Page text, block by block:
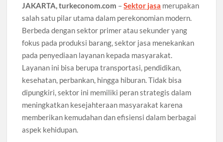
JAKARTA, turkeconom.com –Sektor jasa merupakan
salah satu pilar utama dalam perekonomian modern.
Berbeda dengan sektor primer atau sekunder yang
fokus pada produksi barang, sektor jasa menekankan
pada penyediaan layanan kepada masyarakat.
Layanan ini bisa berupa transportasi, pendidikan,
kesehatan, perbankan, hingga hiburan. Tidak bisa
dipungkiri, sektor ini memiliki peran strategis dalam
meningkatkan kesejahteraan masyarakat karena
memberikan kemudahan dan efisiensi dalam berbagai
aspek kehidupan.